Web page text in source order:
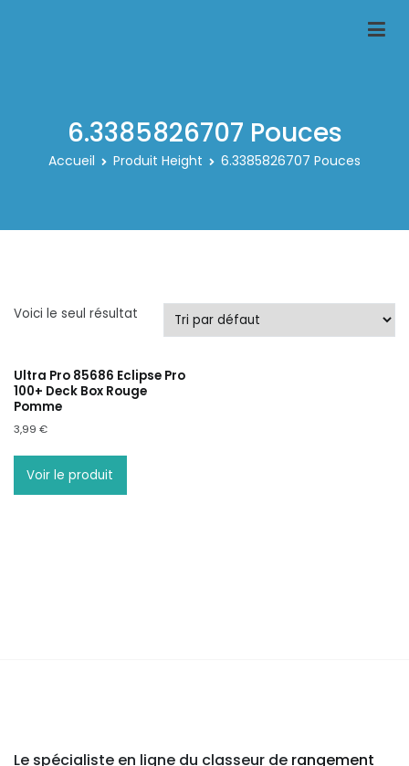
6.3385826707 Pouces
Accueil Produit Height 6.3385826707 Pouces
Voici le seul résultat
Ultra Pro 85686 Eclipse Pro
100+ Deck Box Rouge
Pomme
3,99 €
Voir le produit
Le spécialiste en ligne du classeur de rangement